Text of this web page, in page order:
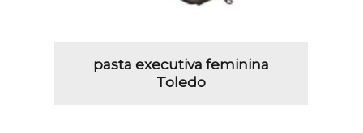
pasta executiva feminina
Toledo